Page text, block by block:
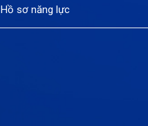
Hồ sơ năng lực